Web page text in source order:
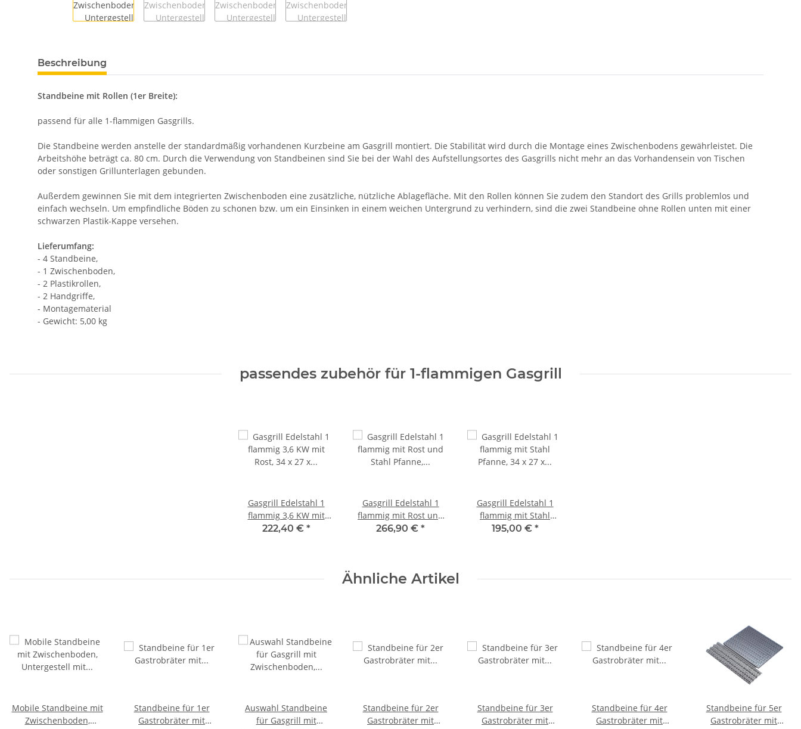
Beschreibung
Standbeine mit Rollen (1er Breite):
passend für alle 1-flammigen Gasgrills.
Die Standbeine werden anstelle der standardmäßig vorhandenen Kurzbeine am Gasgrill montiert. Die Stabilität wird durch die Montage eines Zwischenbodens gewährleistet. Die
Arbeitshöhe beträgt ca. 80 cm. Durch die Verwendung von Standbeinen sind Sie bei der Wahl des Aufstellungsortes des Gasgrills nicht mehr an das Vorhandensein von Tischen
oder sonstigen Grillunterlagen gebunden.
Außerdem gewinnen Sie mit dem integrierten Zwischenboden eine zusätzliche, nützliche Ablagefläche. Mit den Rollen können Sie zudem den Standort des Grills problemlos und
einfach wechseln. Um empfindliche Böden zu schonen bzw. um ein Einsinken in einem weichen Untergrund zu verhindern, sind die zwei Standbeine ohne Rollen unten mit einer
schwarzen Plastik-Kappe versehen.
Lieferumfang:
- 4 Standbeine,
- 1 Zwischenboden,
- 2 Plastikrollen,
- 2 Handgriffe,
- Montagematerial
- Gewicht: 5,00 kg
passendes zubehör für 1-flammigen Gasgrill
Gasgrill Edelstahl 1
flammig 3,6 KW mit
Rost, 34 x 27 x 53 cm
222,40 € *
Gasgrill Edelstahl 1
flammig mit Rost und
Stahl Pfanne, 34 x 27 x
266,90 € *
Gasgrill Edelstahl 1
flammig mit Stahl
Pfanne, 34 x 27 x 53 cm
195,00 € *
Ähnliche Artikel
Mobile Standbeine mit
Zwischenboden,
Standbeine für 1er
Gastrobräter mit
Auswahl Standbeine
für Gasgrill mit
Standbeine für 2er
Gastrobräter mit
Standbeine für 3er
Gastrobräter mit
Standbeine für 4er
Gastrobräter mit
Standbeine für 5er
Gastrobräter mit